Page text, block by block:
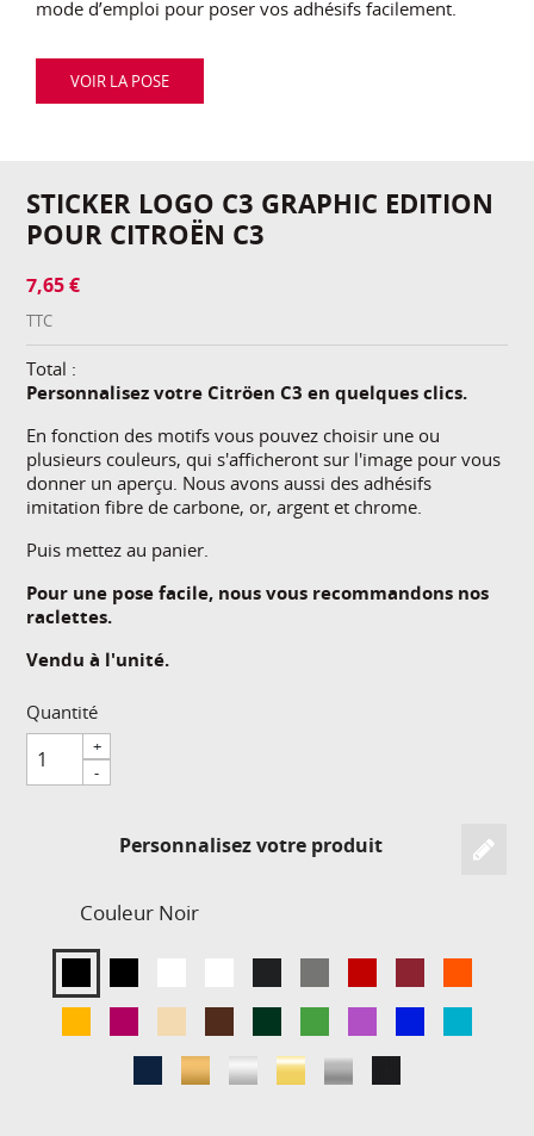
mode d’emploi pour poser vos adhésifs facilement.
VOIR LA POSE
STICKER LOGO C3 GRAPHIC EDITION
POUR CITROËN C3
7,65 €
TTC
Total :
Personnalisez votre Citröen C3 en quelques clics.
En fonction des motifs vous pouvez choisir une ou
plusieurs couleurs, qui s'afficheront sur l'image pour vous
donner un aperçu. Nous avons aussi des adhésifs
imitation fibre de carbone, or, argent et chrome.
Puis mettez au panier.
Pour une pose facile, nous vous recommandons nos
raclettes.
Vendu à l'unité.
Quantité
+
-
Personnalisez votre produit
Couleur Noir